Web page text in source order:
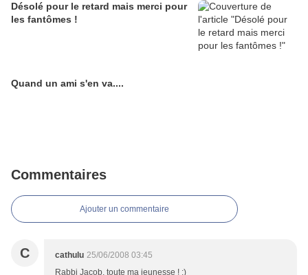
Désolé pour le retard mais merci pour
les fantômes !
Quand un ami s'en va....
Commentaires
Ajouter un commentaire
C cathulu 25/06/2008 03:45
Rabbi Jacob, toute ma jeunesse ! :)